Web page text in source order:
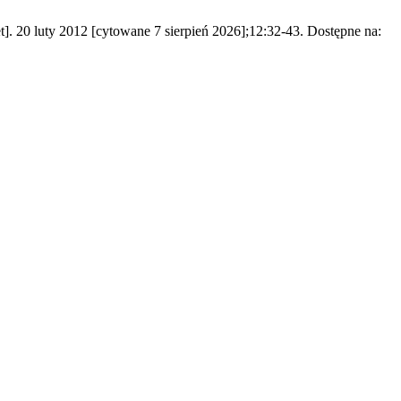
20 luty 2012 [cytowane 7 sierpień 2026];12:32-43. Dostępne na: